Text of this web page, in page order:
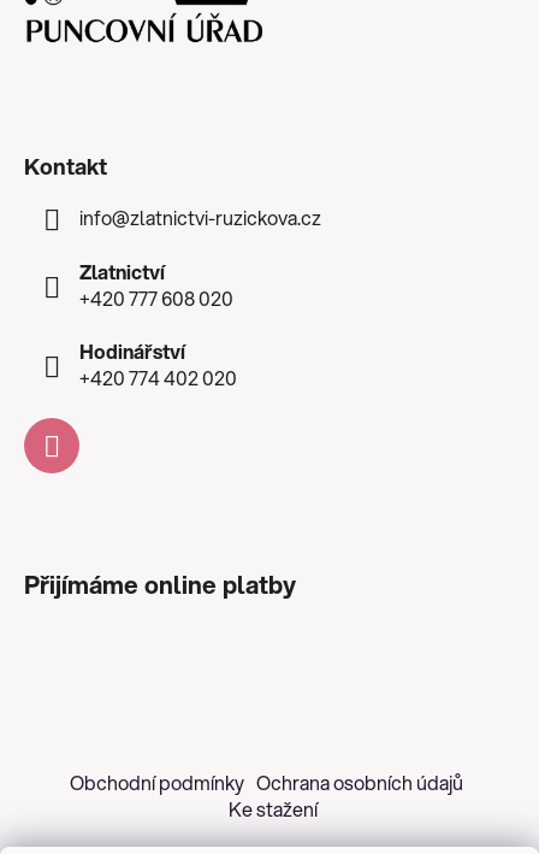
Kontakt
info@zlatnictvi-ruzickova.cz
Zlatnictví
+420 777 608 020
Hodinářství
+420 774 402 020
Přijímáme online platby
Obchodní podmínky Ochrana osobních údajů
Ke stažení